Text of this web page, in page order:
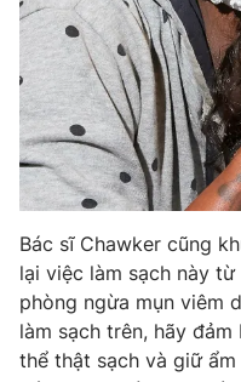
Theo dõi báo trên
Cơ quan chủ quản:Đài
Cơ quan báo chí:Thời báo
Giấy phép hoạt động báo
cấp ngày 29/12/2023
Tổng Biên tập:Vũ Thanh
Phó Tổng Biên tập:
Nguyễn Trọng Ninh
Tổng đài VTV:024.38 355
Bác sĩ Chawker cũng
lại việc làm sạch này
phòng ngừa mụn viêm
làm sạch trên, hãy
thể thật sạch và giữ